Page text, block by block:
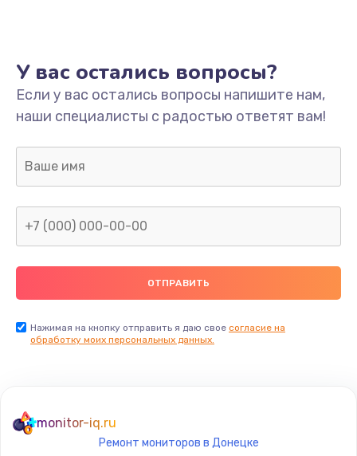
Заказать
Не включается
Нет звука
Не видит флешку
400 руб.
Заказать
У вас остались вопросы?
Если у вас остались вопросы напишите нам,
наши специалисты с радостью ответят вам!
Нажимая на кнопку отправить я даю свое согласие на
обработку моих персональных данных.
monitor-iq.ru
Ремонт мониторов в Донецке